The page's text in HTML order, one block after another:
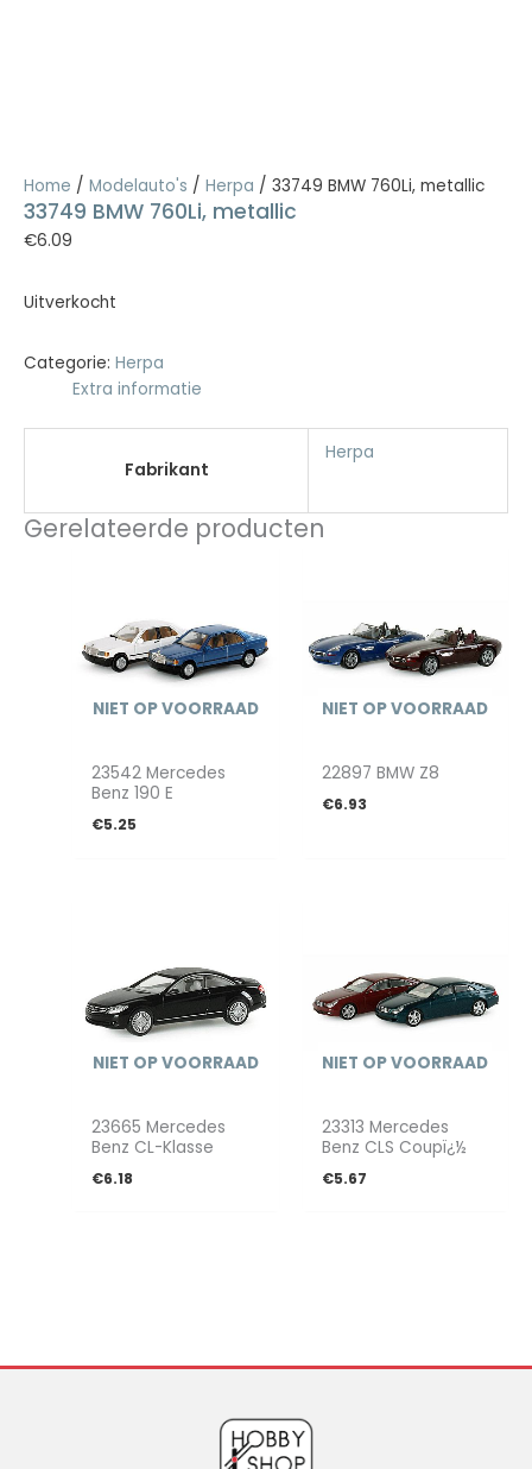
Home / Modelauto's / Herpa / 33749 BMW 760Li, metallic
33749 BMW 760Li, metallic
€6.09
Uitverkocht
Categorie: Herpa
Extra informatie
Fabrikant
Herpa
Gerelateerde producten
NIET OP VOORRAAD
23542 Mercedes
Benz 190 E
€5.25
NIET OP VOORRAAD
22897 BMW Z8
€6.93
NIET OP VOORRAAD
23665 Mercedes
Benz CL-Klasse
€6.18
NIET OP VOORRAAD
23313 Mercedes
Benz CLS Coupï¿½
€5.67